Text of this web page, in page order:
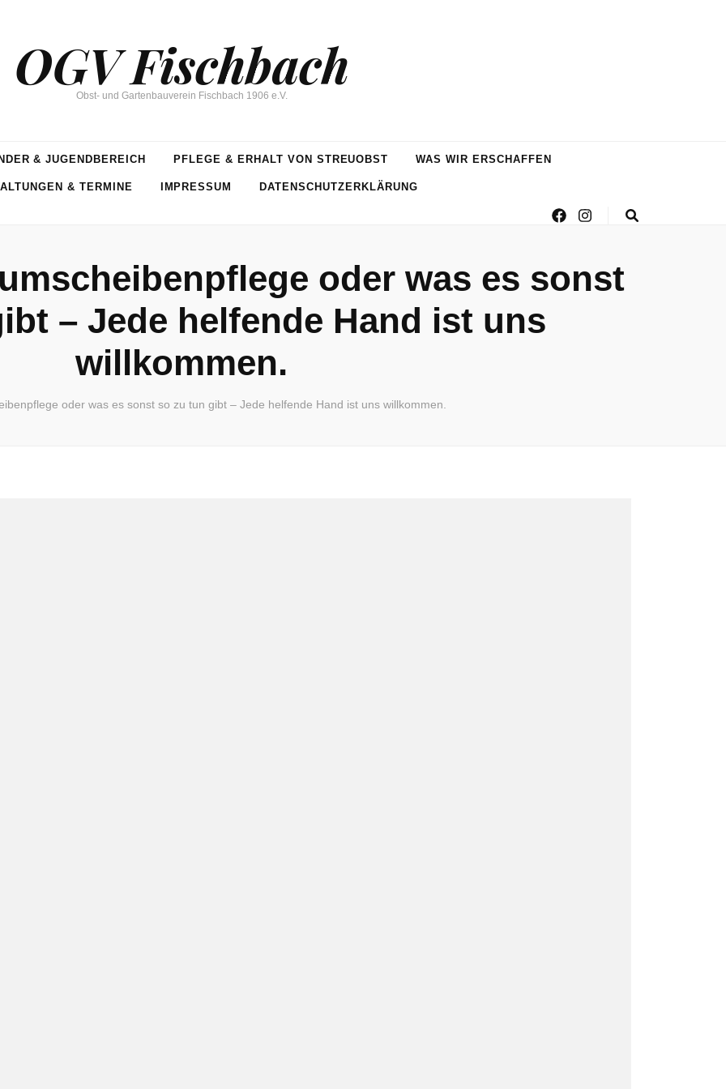
OGV Fischbach
Obst- und Gartenbauverein Fischbach 1906 e.V.
& JUGENDBEREICH PFLEGE & ERHALT VON STREUOBST WAS WIR ERSCHAFFEN
& TERMINE IMPRESSUM DATENSCHUTZERKLÄRUNG
oder was es sonst
– Jede helfende Hand ist uns
willkommen.
oder was es sonst so zu tun gibt – Jede helfende Hand ist uns willkommen.